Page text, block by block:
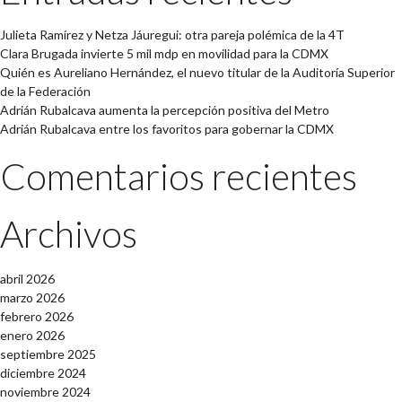
Julieta Ramírez y Netza Jáuregui: otra pareja polémica de la 4T
Clara Brugada invierte 5 mil mdp en movilidad para la CDMX
Quién es Aureliano Hernández, el nuevo titular de la Auditoría Superior
de la Federación
Adrián Rubalcava aumenta la percepción positiva del Metro
Adrián Rubalcava entre los favoritos para gobernar la CDMX
Comentarios recientes
Archivos
abril 2026
marzo 2026
febrero 2026
enero 2026
septiembre 2025
diciembre 2024
noviembre 2024